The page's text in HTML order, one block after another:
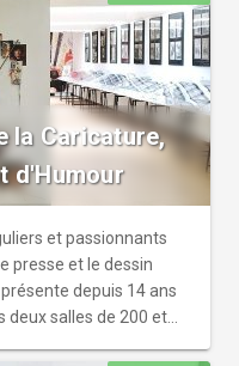
dans son cadre sculpté
la seconde moitié du
roman, des
des vitraux. ils s'offrent
d'émaux unique au
du Moyen-Age,
aussi art-déco ou
, objets venus
romain comme de
la Caricature,
d'Humour
et passionnants
presse et le dessin
depuis 14 ans
deux salles de 200 et